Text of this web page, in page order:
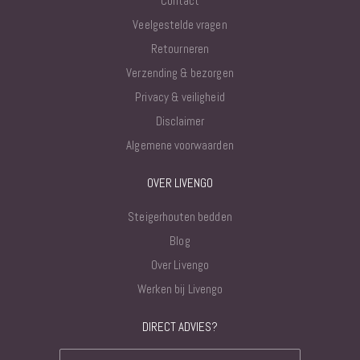
Veelgestelde vragen
Retourneren
Verzending & bezorgen
Privacy & veiligheid
Disclaimer
Algemene voorwaarden
OVER LIVENGO
Steigerhouten bedden
Blog
Over Livengo
Werken bij Livengo
DIRECT ADVIES?